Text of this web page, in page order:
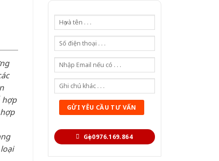
Gọi 0976.169.864
hợp